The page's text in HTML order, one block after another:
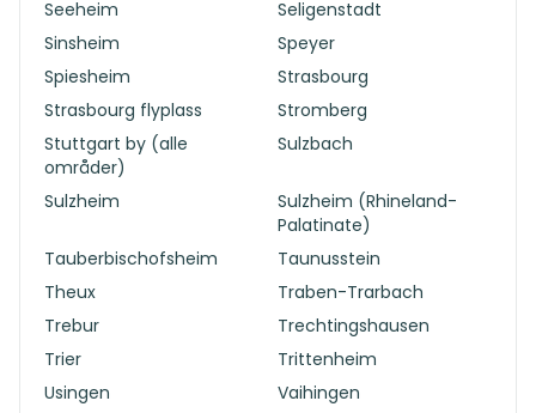
Seeheim
Seligenstadt
Sinsheim
Speyer
Spiesheim
Strasbourg
Strasbourg flyplass
Stromberg
Stuttgart by (alle
områder)
Sulzbach
Sulzheim
Sulzheim (Rhineland-
Palatinate)
Tauberbischofsheim
Taunusstein
Theux
Traben-Trarbach
Trebur
Trechtingshausen
Trier
Trittenheim
Usingen
Vaihingen